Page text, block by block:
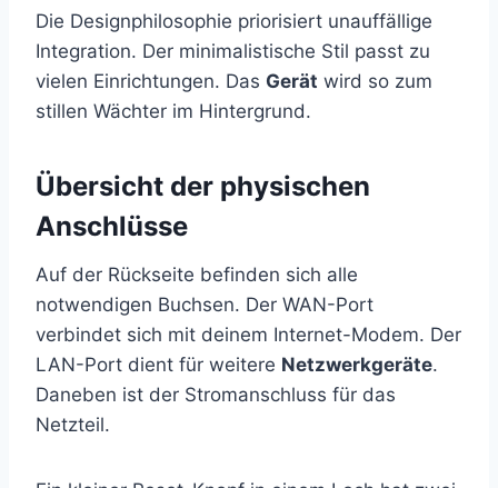
Die Designphilosophie priorisiert unauffällige
Integration. Der minimalistische Stil passt zu
vielen Einrichtungen. Das Gerät wird so zum
stillen Wächter im Hintergrund.
Übersicht der physischen
Anschlüsse
Auf der Rückseite befinden sich alle
notwendigen Buchsen. Der WAN-Port
verbindet sich mit deinem Internet-Modem. Der
LAN-Port dient für weitere Netzwerkgeräte.
Daneben ist der Stromanschluss für das
Netzteil.